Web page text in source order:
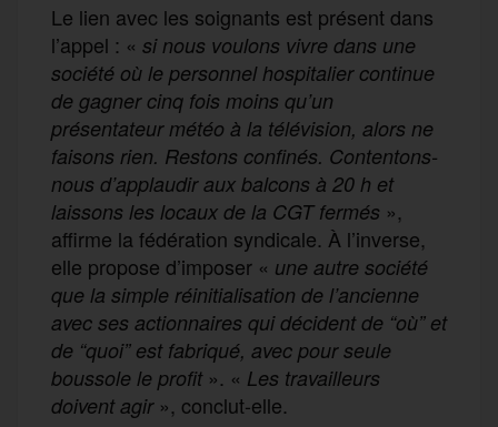
Le lien avec les soignants est présent dans
l’appel : « si nous voulons vivre dans une
société où le personnel hospitalier continue
de gagner cinq fois moins qu’un
présentateur météo à la télévision, alors ne
faisons rien. Restons confinés. Contentons-
nous d’applaudir aux balcons à 20 h et
laissons les locaux de la CGT fermés »,
affirme la fédération syndicale. À l’inverse,
elle propose d’imposer « une autre société
que la simple réinitialisation de l’ancienne
avec ses actionnaires qui décident de “où” et
de “quoi” est fabriqué, avec pour seule
boussole le profit ». « Les travailleurs
doivent agir», conclut-elle.